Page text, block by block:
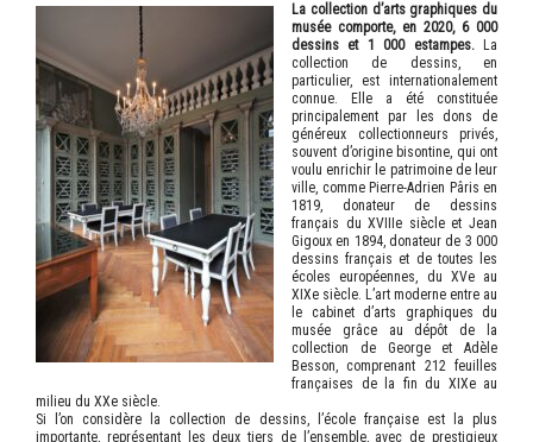
La collection d’arts graphiques du
musée comporte, en 2020, 6 000
dessins et 1 000 estampes.La
collection de dessins, en
particulier, est internationalement
connue. Elle a été constituée
principalement par les dons de
généreux collectionneurs privés,
souvent d’origine bisontine, qui ont
voulu enrichir le patrimoine de leur
ville, comme Pierre-Adrien Pâris en
1819, donateur de dessins
français du XVIIIe siècle et Jean
Gigoux en 1894, donateur de 3 000
dessins français et de toutes les
écoles européennes, du XVe au
XIXe siècle. L’art moderne entre au
le cabinet d’arts graphiques du
musée grâce au dépôt de la
collection de George et Adèle
Besson, comprenant 212 feuilles
françaises de la fin du XIXe au
milieu du XXe siècle.
Si l’on considère la collection de dessins, l’école française est la plus
importante, représentant les deux tiers de l’ensemble, avec de prestigieux